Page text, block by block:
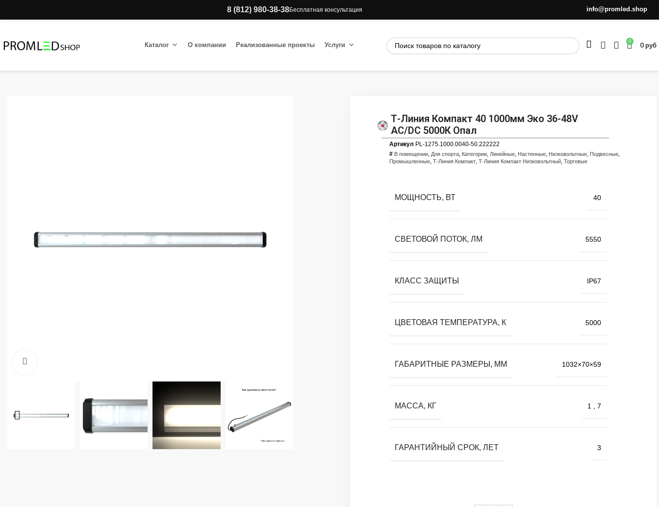
8 (812) 980-38-38Бесплатная консультация info@promled.shop
Каталог О компании Реализованные проекты Услуги 0 0руб
Т-Линия Компакт 40 1000мм Эко 36-48V
AC/DC 5000К Опал
Артикул PL-1275.1000.0040-50.222222
# В помещении Для спорта Категории Линейные Настенные Низковольтные Подвесные
Промышленные ,Т-Линия Компакт ,Т-Линия Компакт Низковольтный ,Торговые
МОЩНОСТЬ, ВТ 40
СВЕТОВОЙ ПОТОК, ЛМ 5550
КЛАСС ЗАЩИТЫ IP67
ЦВЕТОВАЯ ТЕМПЕРАТУРА, К 5000
ГАБАРИТНЫЕ РАЗМЕРЫ, ММ 1032×70×59
МАССА, КГ 1 ,7
ГАРАНТИЙНЫЙ СРОК, ЛЕТ 3